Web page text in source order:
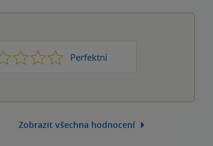
3 4 Perfektní
5
Zobrazit všechna hodnocení